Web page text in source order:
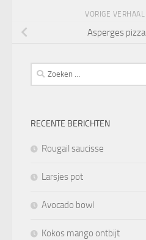
VORIGE VERHAAL
Asperges pizza
Zoeken
naar:
RECENTE BERICHTEN
Rougail saucisse
Larsjes pot
Avocado bowl
Kokos mango ontbijt